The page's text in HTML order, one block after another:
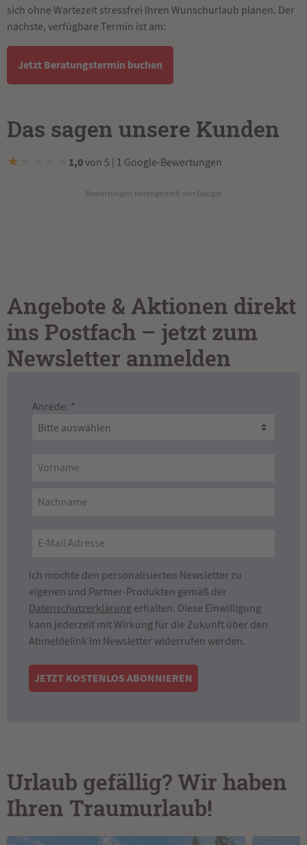
sich ohne Wartezeit stressfrei Ihren Wunschurlaub planen. Der
nächste, verfügbare Termin ist am:
Jetzt Beratungstermin buchen
Das sagen unsere Kunden
★ 1,0von 5 | 1 Google-Bewertungen
Bewertungen bereitgestellt von Google
Angebote & Aktionen direkt
ins Postfach – jetzt zum
Newsletter anmelden
Anrede: *
Ich möchte den personalisierten Newsletter zu
eigenen und Partner-Produkten gemäß der
Datenschutzerklärung erhalten. Diese Einwilligung
kann jederzeit mit Wirkung für die Zukunft über den
Abmeldelink im Newsletter widerrufen werden.
JETZT KOSTENLOS ABONNIEREN
Urlaub gefällig? Wir haben
Ihren Traumurlaub!